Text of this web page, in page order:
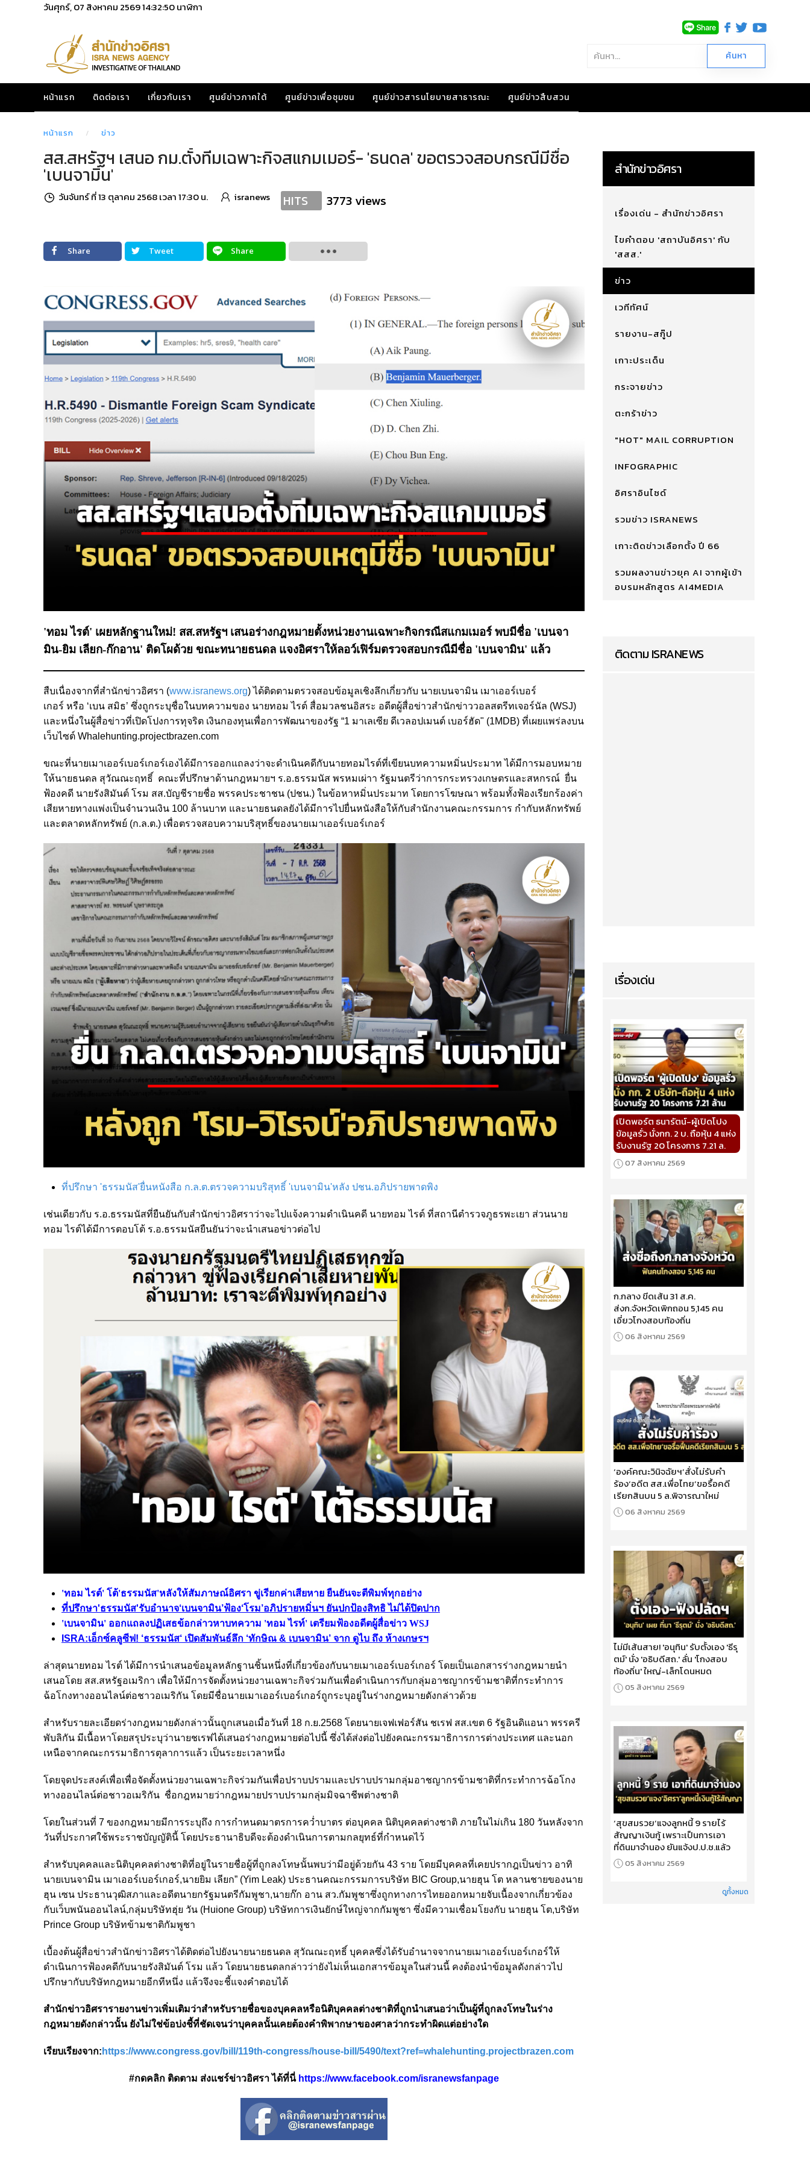
วันศุกร์, 07 สิงหาคม 256914:32:52นาฬิกา
หน้าแรก ติดต่อเรา เกี่ยวกับเรา ศูนย์ข่าวภาคใต้ ศูนย์ข่าวเพื่อชุมชน ศูนย์ข่าวสารนโยบายสาธารณะ ศูนย์ข่าวสืบสวน
หน้าแรก ข่าว
สส.สหรัฐฯ เสนอ กม.ตั้งทีมเฉพาะกิจสแกมเมอร์- 'ธนดล' ขอตรวจสอบกรณีมีชื่อ
'เบนจามิน'
วันจันทร์ ที่ 13 ตุลาคม 2568 เวลา 17:30 น. isranews HITS 3773 views
Share Tweet Share
'ทอม ไรต์' เผยหลักฐานใหม่! สส.สหรัฐฯ เสนอร่างกฎหมายตั้งหน่วยงานเฉพาะกิจกรณีสแกมเมอร์ พบมีชื่อ 'เบนจา
มิน-ยิม เลียก-ก๊กอาน' ติดโผด้วย ขณะทนายธนดล แจงอิศราให้ลอว์เฟิร์มตรวจสอบกรณีมีชื่อ 'เบนจามิน' แล้ว
สืบเนื่องจากที่สำนักข่าวอิศรา (www.isranews.org) ได้ติดตามตรวจสอบข้อมูลเชิงลึกเกี่ยวกับ นายเบนจามิน เมาเออร์เบอร์
เกอร์ หรือ ‘เบน สมิธ’ ซึ่งถูกระบุชื่อในบทความของ นายทอม ไรต์ สื่อมวลชนอิสระ อดีตผู้สื่อข่าวสำนักข่าววอลสตรีทเจอร์นัล (WSJ)
และหนึ่งในผู้สื่อข่าวที่เปิดโปงการทุจริต เงินกองทุนเพื่อการพัฒนาของรัฐ “1 มาเลเซีย ดีเวลอปเมนต์ เบอร์ฮัด" (1MDB) ที่เผยแพร่ลงบน
เว็บไซต์ Whalehunting.projectbrazen.com
ขณะที่นายเมาเออร์เบอร์เกอร์เองได้มีการออกแถลงว่าจะดำเนินคดีกับนายทอมไรต์ที่เขียนบทความหมิ่นประมาท ได้มีการมอบหมาย
ให้นายธนดล สุวัณณะฤทธิ์ คณะที่ปรึกษาด้านกฎหมายฯ ร.อ.ธรรมนัส พรหมเผ่าา รัฐมนตรีว่าการกระทรวงเกษตรและสหกรณ์ ยื่น
ฟ้องคดี นายรังสิมันต์ โรม สส.บัญชีรายชื่อ พรรคประชาชน (ปชน.) ในข้อหาหมิ่นประมาท โดยการโฆษณา พร้อมทั้งฟ้องเรียกร้องค่า
เสียหายทางแพ่งเป็นจำนวนเงิน 100 ล้านบาท และนายธนดลยังได้มีการไปยื่นหนังสือให้กับสํานักงานคณะกรรมการ กํากับหลักทรัพย์
และตลาดหลักทรัพย์ (ก.ล.ต.) เพื่อตรวจสอบความบริสุทธิ์ของนายเมาเออร์เบอร์เกอร์
ที่ปรึกษา 'ธรรมนัส'ยื่นหนังสือ ก.ล.ต.ตรวจความบริสุทธิ์ 'เบนจามิน'หลัง ปชน.อภิปรายพาดพิง
เช่นเดียวกับ ร.อ.ธรรมนัสที่ยืนยันกับสำนักข่าวอิศราว่าจะไปแจ้งความดำเนินคดี นายทอม ไรต์ ที่สถานีตำรวจภูธรพะเยา ส่วนนาย
ทอม ไรต์ได้มีการตอบโต้ ร.อ.ธรรมนัสยืนยันว่าจะนำเสนอข่าวต่อไป
'ทอม ไรต์' โต้'ธรรมนัส'หลังให้สัมภาษณ์อิศรา ขู่เรียกค่าเสียหาย ยืนยันจะตีพิมพ์ทุกอย่าง
ที่ปรึกษา'ธรรมนัส'รับอำนาจ‘เบนจามิน’ฟ้อง‘โรม’อภิปรายหมิ่นฯ ยันปกป้องสิทธิ ไม่ได้ปิดปาก
'เบนจามิน' ออกแถลงปฏิเสธข้อกล่าวหาบทความ 'ทอม ไรท์' เตรียมฟ้องอดีตผู้สื่อข่าว WSJ
ISRA:เอ็กซ์คลูซีฟ! ‘ธรรมนัส‘ เปิดสัมพันธ์ลึก ‘ทักษิณ & เบนจามิน’ จาก ดูไบ ถึง ห้างเกษรฯ
ล่าสุดนายทอม ไรต์ ได้มีการนำเสนอข้อมูลหลักฐานชิ้นหนึ่งที่เกี่ยวข้องกับนายเมาเออร์เบอร์เกอร์ โดยเป็นเอกสารร่างกฎหมายนำ
เสนอโดย สส.สหรัฐอเมริกา เพื่อให้มีการจัดตั้งหน่วยงานเฉพาะกิจร่วมกันเพื่อดำเนินการกับกลุ่มอาชญากรข้ามชาติที่กระทำการ
ฉ้อโกงทางออนไลน์ต่อชาวอเมริกัน โดยมีชื่อนายเมาเออร์เบอร์เกอร์ถูกระบุอยู่ในร่างกฎหมายดังกล่าวด้วย
สำหรับรายละเอียดร่างกฎหมายดังกล่าวนั้นถูกเสนอเมื่อวันที่ 18 ก.ย.2568 โดยนายเจฟเฟอร์สัน ชเรฟ สส.เขต 6 รัฐอินดิแอนา พรรครี
พับลิกัน มีเนื้อหาโดยสรุประบุว่านายชเรฟได้เสนอร่างกฎหมายต่อไปนี้ ซึ่งได้ส่งต่อไปยังคณะกรรมาธิการการต่างประเทศ และนอก
เหนือจากคณะกรรมาธิการตุลาการแล้ว เป็นระยะเวลาหนึ่ง
โดยจุดประสงค์เพื่อเพื่อจัดตั้งหน่วยงานเฉพาะกิจร่วมกันเพื่อปราบปรามและปราบปรามกลุ่มอาชญากรข้ามชาติที่กระทำการฉ้อโกง
ทางออนไลน์ต่อชาวอเมริกัน ชื่อกฎหมายว่ากฎหมายปราบปรามกลุ่มมิจฉาชีพต่างชาติ
โดยในส่วนที่ 7 ของกฎหมายมีการระบุถึง การกำหนดมาตรการคว่ำบาตร ต่อบุคคล นิติบุคคลต่างชาติ ภายในไม่เกิน 180 วันหลังจาก
วันที่ประกาศใช้พระราชบัญญัตินี้ โดยประธานาธิบดีจะต้องดำเนินการตามกลยุทธ์ที่กำหนดไว้
สำหรับบุคคลและนิติบุคคลต่างชาติที่อยู่ในรายชื่อผู้ที่ถูกลงโทษนั้นพบว่ามีอยู่ด้วยกัน 43 ราย โดยมีบุคคลที่เคยปรากฎเป็นข่าว อาทิ
นายเบนจามิน เมาเออร์เบอร์เกอร์,นายยิม เลียก” (Yim Leak) ประธานคณะกรรมการบริษัท BIC Group,นายฮุน โต หลานชายของนาย
ฮุน เซน ประธานวุฒิสภาและอดีตนายกรัฐมนตรีกัมพูชา,นายก๊ก อาน สว.กัมพูชาซึ่งถูกทางการไทยออกหมายจับเนื้องจากเกี่ยวข้อง
กับเว็บพนันออนไลน์,กลุ่มบริษัทฮุ่ย วัน (Huione Group) บริษัทการเงินยักษ์ใหญ่จากกัมพูชา ซึ่งมีความเชื่อมโยงกับ นายฮุน โต,บริษัท
Prince Group บริษัทข้ามชาติกัมพูชา
เบื้องต้นผู้สื่อข่าวสำนักข่าวอิศราได้ติดต่อไปยังนายนายธนดล สุวัณณะฤทธิ์ บุคคลซึ่งได้รับอำนาจจากนายเมาเออร์เบอร์เกอร์ให้
ดำเนินการฟ้องคดีกับนายรังสิมันต์ โรม แล้ว โดยนายธนดลกล่าวว่ายังไม่เห็นเอกสารข้อมูลในส่วนนี้ คงต้องนำข้อมูลดังกล่าวไป
ปรึกษากับบริษัทกฎหมายอีกทีหนึ่ง แล้วจึงจะชี้แจงคำตอบได้
สำนักข่าวอิศรารายงานข่าวเพิ่มเติมว่าสำหรับรายชื่อของบุคคลหรือนิติบุคคลต่างชาติที่ถูกนำเสนอว่าเป็นผู้ที่ถูกลงโทษในร่าง
กฎหมายดังกล่าวนั้น ยังไม่ใช่ข้อบ่งชี้ที่ชัดเจนว่าบุคคลนั้นเคยต้องคำพิพากษาของศาลว่ากระทำผิดแต่อย่างใด
เรียบเรียงจาก: https://www.congress.gov/bill/119th-congress/house-bill/5490/text?ref=whalehunting.projectbrazen.com
#กดคลิก ติดตาม ส่งแชร์ข่าวอิศรา ได้ที่นี่ https://www.facebook.com/isranewsfanpage
สำนักข่าวอิศรา
เรื่องเด่น - สำนักข่าวอิศรา
ไขคำตอบ 'สถาบันอิศรา' กับ
'สสส.'
ข่าว
เวทีทัศน์
รายงาน-สกู๊ป
เกาะประเด็น
กระจายข่าว
ตะกร้าข่าว
"HOT" MAIL CORRUPTION
INFOGRAPHIC
อิศราอินไซด์
รวมข่าว ISRANEWS
เกาะติดข่าวเลือกตั้ง ปี 66
รวมผลงานข่าวยุค AI จากผู้เข้า
อบรมหลักสูตร AI4MEDIA
ติดตาม ISRANEWS
เรื่องเด่น
เปิดพอร์ต ธนารัตน์-ผู้เปิดโปง
ข้อมูลรั่ว นั่งกก. 2 บ. ถือหุ้น 4 แห่ง
รับงานรัฐ 20 โครงการ 7.21 ล.
07 สิงหาคม 2569
ก.กลาง ขีดเส้น 31 ส.ค.
ส่งก.จังหวัดเพิกถอน 5,145 คน
เอี่ยวโกงสอบท้องถิ่น
06 สิงหาคม 2569
‘องค์คณะวินิจฉัยฯ’สั่งไม่รับคำ
ร้อง‘อดีต สส.เพื่อไทย’ขอรื้อคดี
เรียกสินบน 5 ล.พิจารณาใหม่
06 สิงหาคม 2569
ไม่มีเส้นสาย! 'อนุทิน' รับตั้งเอง 'ธีรุ
ตม์' นั่ง 'อธิบดีสถ.' ลั่น 'โกงสอบ
ท้องถิ่น' ใหญ่-เล็กโดนหมด
05 สิงหาคม 2569
‘สุขสมรวย’แจงลูกหนี้ 9 รายไร้
สัญญาเงินกู้ เพราะเป็นการเอา
ที่ดินมาจำนอง ยันแจ้งป.ป.ช.แล้ว
05 สิงหาคม 2569
ดูทั้งหมด